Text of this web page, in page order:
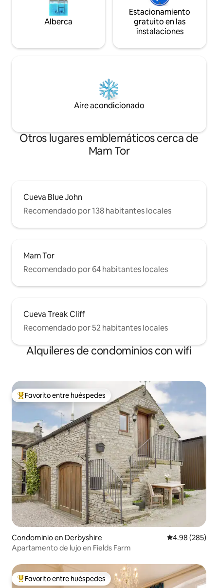
Alberca
Estacionamiento
gratuito en las
instalaciones
Aire acondicionado
Otros lugares emblemáticos cerca de
Mam Tor
Cueva Blue John
Recomendado por 138 habitantes locales
Mam Tor
Recomendado por 64 habitantes locales
Cueva Treak Cliff
Recomendado por 52 habitantes locales
Alquileres de condominios con wifi
De los mejores en Favorito entre huéspedes
Favorito entre huéspedes
Condominio en Derbyshire Calificación
4.98 (285)
Apartamento de lujo en Fields Farm
De los mejores en Favorito entre huéspedes
Favorito entre huéspedes